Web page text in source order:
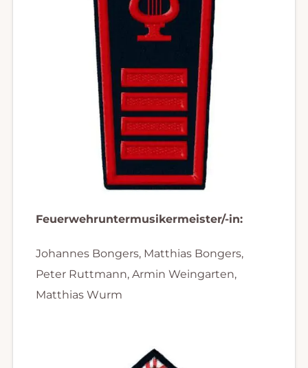
Feuerwehruntermusikermeister/-in:
Johannes Bongers, Matthias Bongers,
Peter Ruttmann, Armin Weingarten,
Matthias Wurm